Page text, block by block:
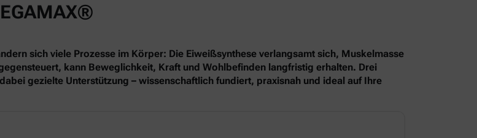
sich viele Prozesse im Körper: Die Eiweißsynthese verlangsamt sich, Muskelmasse
kann Beweglichkeit, Kraft und Wohlbefinden langfristig erhalten. Drei
gezielte Unterstützung – wissenschaftlich fundiert, praxisnah und ideal auf Ihre